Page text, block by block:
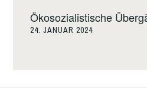
Ökosozialistische
24. JANUAR 2024